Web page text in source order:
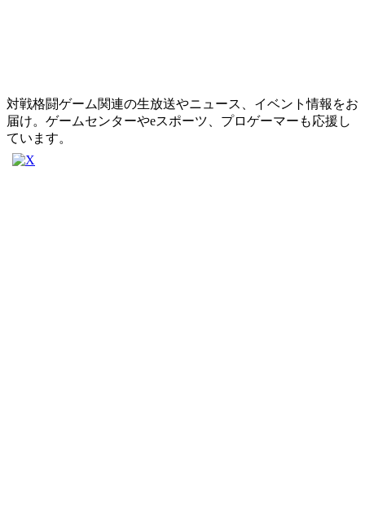
対戦格闘ゲーム関連の生放送やニュース、イベント情報をお
届け。ゲームセンターやeスポーツ、プロゲーマーも応援し
ています。